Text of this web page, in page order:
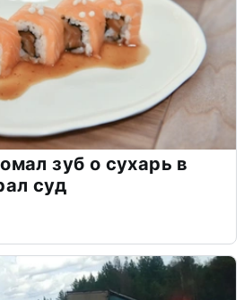
зуб о сухарь в
суд